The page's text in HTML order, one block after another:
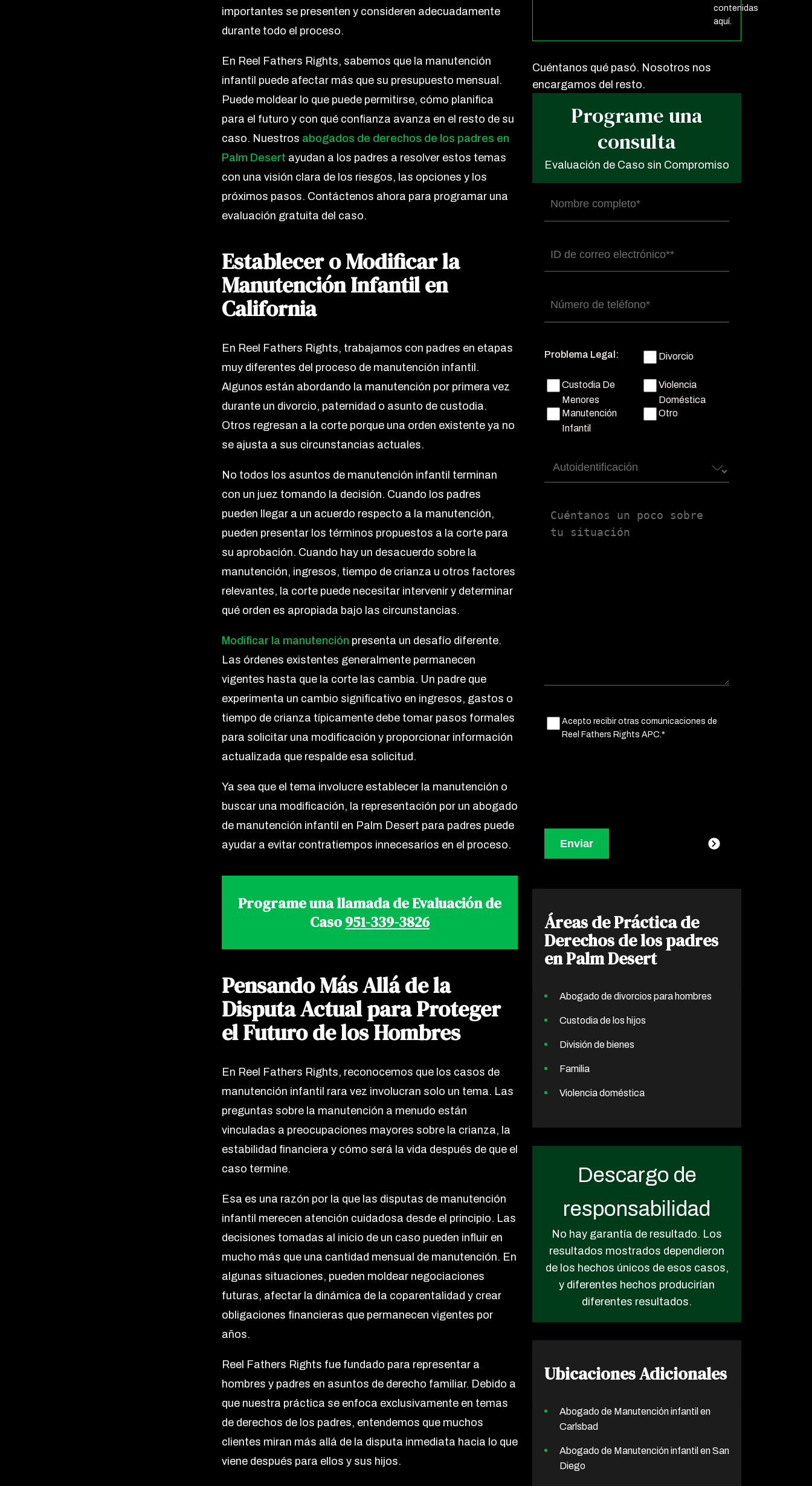
importantes se presenten y consideren adecuadamente
durante todo el proceso.
En Reel Fathers Rights, sabemos que la manutención
infantil puede afectar más que su presupuesto mensual.
Puede moldear lo que puede permitirse, cómo planifica
para el futuro y con qué confianza avanza en el resto de su
caso. Nuestros abogados de derechos de los padres en
Palm Desert ayudan a los padres a resolver estos temas
con una visión clara de los riesgos, las opciones y los
próximos pasos. Contáctenos ahora para programar una
evaluación gratuita del caso.
Establecer o Modificar la
Manutención Infantil en
California
En Reel Fathers Rights, trabajamos con padres en etapas
muy diferentes del proceso de manutención infantil.
Algunos están abordando la manutención por primera vez
durante un divorcio, paternidad o asunto de custodia.
Otros regresan a la corte porque una orden existente ya no
se ajusta a sus circunstancias actuales.
No todos los asuntos de manutención infantil terminan
con un juez tomando la decisión. Cuando los padres
pueden llegar a un acuerdo respecto a la manutención,
pueden presentar los términos propuestos a la corte para
su aprobación. Cuando hay un desacuerdo sobre la
manutención, ingresos, tiempo de crianza u otros factores
relevantes, la corte puede necesitar intervenir y determinar
qué orden es apropiada bajo las circunstancias.
Modificar la manutención presenta un desafío diferente.
Las órdenes existentes generalmente permanecen
vigentes hasta que la corte las cambia. Un padre que
experimenta un cambio significativo en ingresos, gastos o
tiempo de crianza típicamente debe tomar pasos formales
para solicitar una modificación y proporcionar información
actualizada que respalde esa solicitud.
Ya sea que el tema involucre establecer la manutención o
buscar una modificación, la representación por un abogado
de manutención infantil en Palm Desert para padres puede
ayudar a evitar contratiempos innecesarios en el proceso.
Programe una llamada de Evaluación de
Caso951-339-3826
Pensando Más Allá de la
Disputa Actual para Proteger
el Futuro de los Hombres
En Reel Fathers Rights, reconocemos que los casos de
manutención infantil rara vez involucran solo un tema. Las
preguntas sobre la manutención a menudo están
vinculadas a preocupaciones mayores sobre la crianza, la
estabilidad financiera y cómo será la vida después de que el
caso termine.
Esa es una razón por la que las disputas de manutención
infantil merecen atención cuidadosa desde el principio. Las
decisiones tomadas al inicio de un caso pueden influir en
mucho más que una cantidad mensual de manutención. En
algunas situaciones, pueden moldear negociaciones
futuras, afectar la dinámica de la coparentalidad y crear
obligaciones financieras que permanecen vigentes por
años.
Reel Fathers Rights fue fundado para representar a
hombres y padres en asuntos de derecho familiar. Debido a
que nuestra práctica se enfoca exclusivamente en temas
de derechos de los padres, entendemos que muchos
clientes miran más allá de la disputa inmediata hacia lo que
viene después para ellos y sus hijos.
contenidas
aquí.
Cuéntanos qué pasó. Nosotros nos
encargamos del resto.
Programe una
consulta
Evaluación de Caso sin Compromiso
Nombre
completo(Obligatorio)
Correo
electrónico(Obligatorio)
Número
de
Problema Legal: Divorcio
Custodia De
Menores
Violencia
Doméstica
Manutención
Infantil
Otro
Autoidentificación
Untitled
Untitled(Obligatorio)
Acepto recibir otras comunicaciones de
Reel Fathers Rights APC.*
Áreas de Práctica de
Derechos de los padres
en Palm Desert
Abogado de divorcios para hombres
Custodia de los hijos
División de bienes
Familia
Violencia doméstica
Descargo de
responsabilidad
No hay garantía de resultado. Los
resultados mostrados dependieron
de los hechos únicos de esos casos,
y diferentes hechos producirían
diferentes resultados.
Ubicaciones Adicionales
Abogado de Manutención infantil en
Carlsbad
Abogado de Manutención infantil en San
Diego